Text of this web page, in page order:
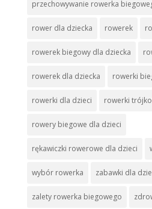
przechowywanie rowerka
rower dla dziecka rowerek
rowerek biegowy dla dziecka
rowerek dla dziecka rowerki
rowerki dla dzieci rowerki
rowery biegowe dla dzieci
rękawiczki rowerowe dla dzieci
wybór rowerka zabawki dla
zalety rowerka biegowego